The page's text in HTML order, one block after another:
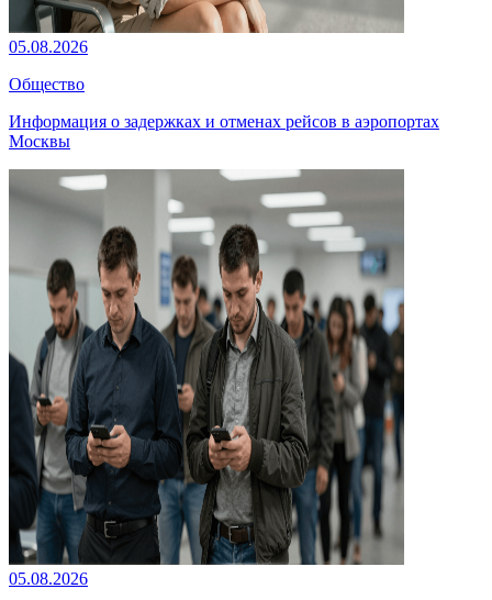
05.08.2026
Общество
Информация о задержках и отменах рейсов в аэропортах
Москвы
05.08.2026